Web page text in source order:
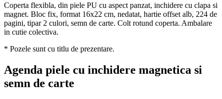
Coperta flexibla, din piele PU cu aspect panzat, inchidere cu clapa si
magnet. Bloc fix, format 16x22 cm, nedatat, hartie offset alb, 224 de
pagini, tipar 2 culori, semn de carte. Colt rotund coperta. Ambalare
in cutie colectiva.
* Pozele sunt cu titlu de prezentare.
Agenda piele cu inchidere magnetica si
semn de carte